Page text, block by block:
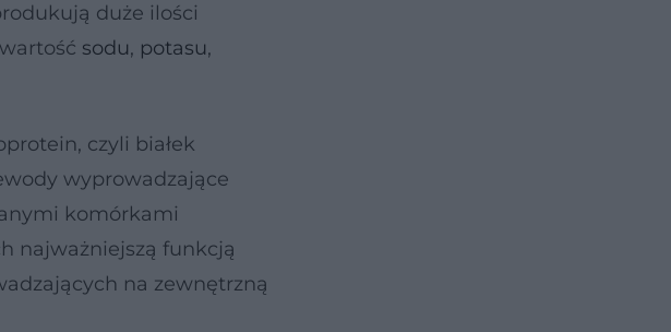
duże ilości
sodu, potasu,
czyli białek
wyprowadzające
komórkami
najważniejszą funkcją
na zewnętrzną